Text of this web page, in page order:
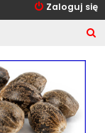
Zaloguj się